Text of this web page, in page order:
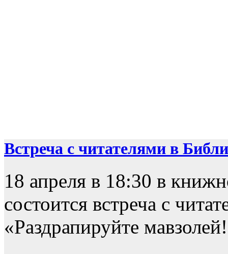
Встреча с читателями в
18 апреля в 18:30 в
состоится встреча с
«Раздрапируйте